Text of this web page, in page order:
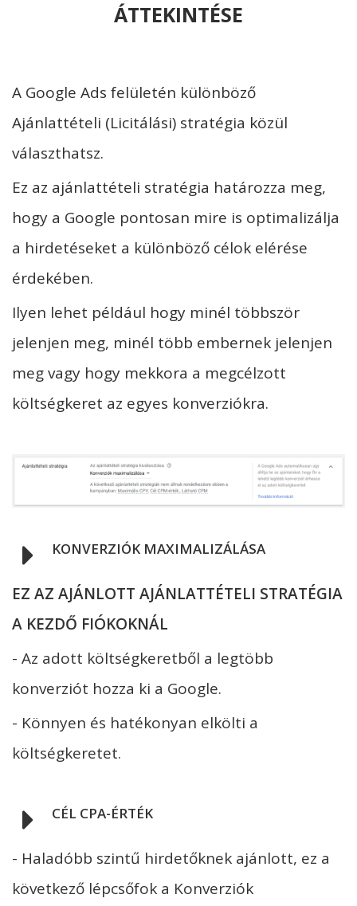
ÁTTEKINTÉSE
A Google Ads felületén különböző
Ajánlattételi (Licitálási) stratégia közül
választhatsz.
Ez az ajánlattételi stratégia határozza meg,
hogy a Google pontosan mire is optimalizálja
a hirdetéseket a különböző célok elérése
érdekében.
Ilyen lehet például hogy minél többször
jelenjen meg, minél több embernek jelenjen
meg vagy hogy mekkora a megcélzott
költségkeret az egyes konverziókra.
KONVERZIÓK MAXIMALIZÁLÁSA
EZ AZ AJÁNLOTT AJÁNLATTÉTELI STRATÉGIA
A KEZDŐ FIÓKOKNÁL
- Az adott költségkeretből a legtöbb
konverziót hozza ki a Google.
- Könnyen és hatékonyan elkölti a
költségkeretet.
CÉL CPA-ÉRTÉK
- Haladóbb szintű hirdetőknek ajánlott, ez a
következő lépcsőfok a Konverziók